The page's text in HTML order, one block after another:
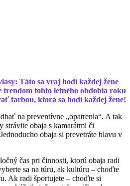
Táto sa vraj hodí každej žene
trendom tohto letného obdobia roku
farbou, ktorá sa hodí každej žene!
na preventívne „opatrenia“. A tak
strávite obaja s kamarátmi či
obaja si prevetráte hlavu v
čas pri činnosti, ktorú obaja radi
sa na túru, ak kultúru – choďte
Ak radi športujete – choďte si